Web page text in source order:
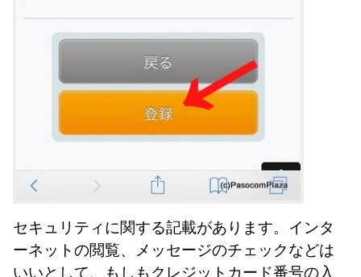
セキュリティに関する記載があります。インタ
ーネットの閲覧、メッセージのチェックなどは
いいとして、もしもクレジットカード番号の入